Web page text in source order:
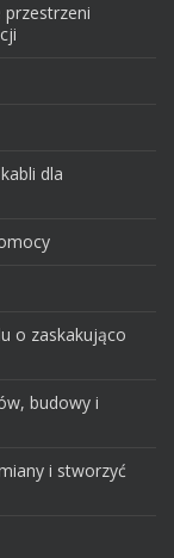
dla
o zaskakująco
budowy i
i stworzyć